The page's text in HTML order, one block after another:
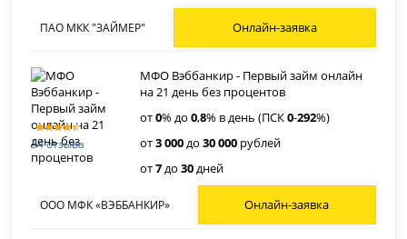
ПАО МКК "ЗАЙМЕР" Онлайн-заявка
34 отзыва
МФО Вэббанкир - Первый займ онлайн
на 21 день без процентов
от0% до0,8% в день (ПСК0-292%)
от3 000до30 000 рублей
от7до30дней
ООО МФК «ВЭББАНКИР» Онлайн-заявка